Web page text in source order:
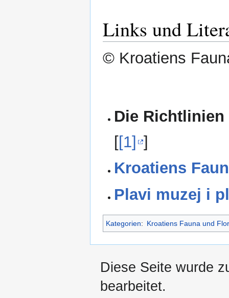
Links und
© Kroatiens
Die
[[1] ]
Kroatiens
Plavi muzej i
Kategorien: Kroatiens Fauna und
Diese Seite wurde
bearbeitet.